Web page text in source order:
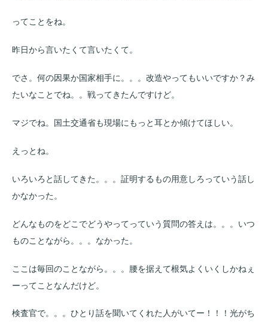
ってことをね。
昨日から言いたくて言いたくて。
でさ。何の因果か国家相手に。。。改造やってもいいですか？み
たいなことでね。。戦ってきたんですけど。
マジでね。国土交通省も現場にもっと耳とか傾けてほしい。
えっとね。
いろいろと話してきた。。。証明するもの用意しろっていう話し
かなかった。
どんなものをどこでどうやってっていう質問の答えは。。。いつ
ものことながら。。。なかった。
ここは毎回のことながら。。。腰を据えて根気よくいくしかねぇ
ーってことなんだけど。
検査官で。。。ひとり話を聞いてくれた人がいてー！！！光がち